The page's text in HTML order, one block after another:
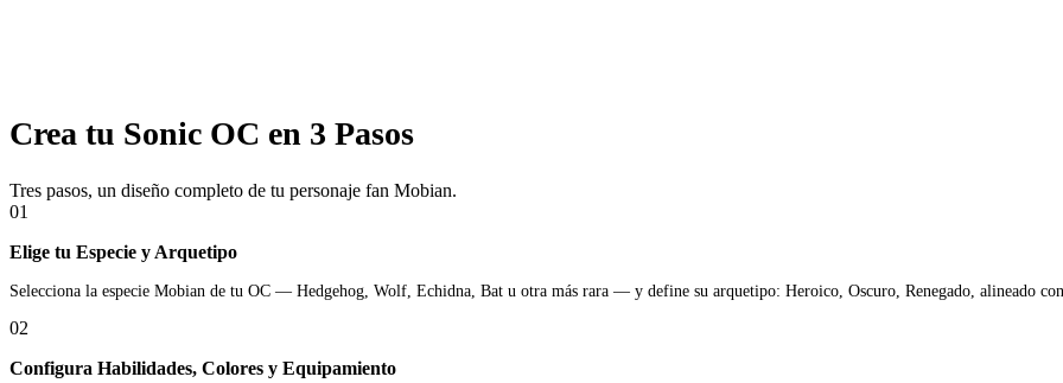
Crea tu Sonic OC en 3 Pasos
Tres pasos, un diseño completo de tu personaje fan Mobian.
01
Elige tu Especie y Arquetipo
Selecciona la especie Mobian de tu OC — Hedgehog, Wolf, Echidna, Bat u otra más rara — y define su arquetipo: Heroico, Oscuro, Renegado, alineado
02
Configura Habilidades, Colores y Equipamiento